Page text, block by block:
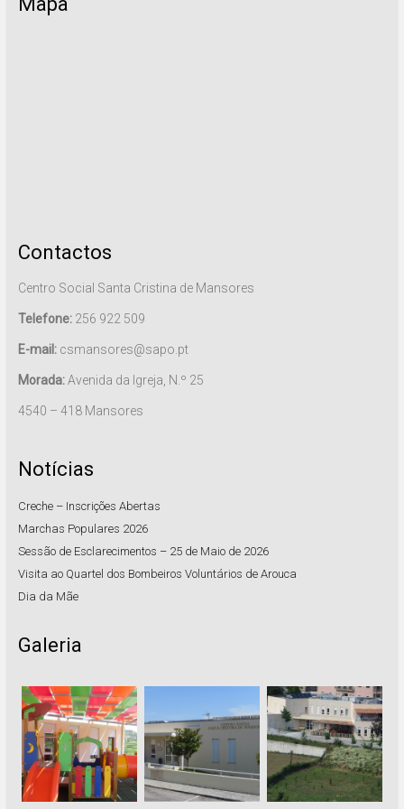
Contactos
Centro Social Santa Cristina de Mansores
Telefone:256 922 509
E-mail:csmansores@sapo.pt
Morada:Avenida da Igreja, N.º 25
4540 – 418 Mansores
Notícias
Creche – Inscrições Abertas
Marchas Populares 2026
Sessão de Esclarecimentos – 25 de Maio de 2026
Visita ao Quartel dos Bombeiros Voluntários de Arouca
Dia da Mãe
Galeria